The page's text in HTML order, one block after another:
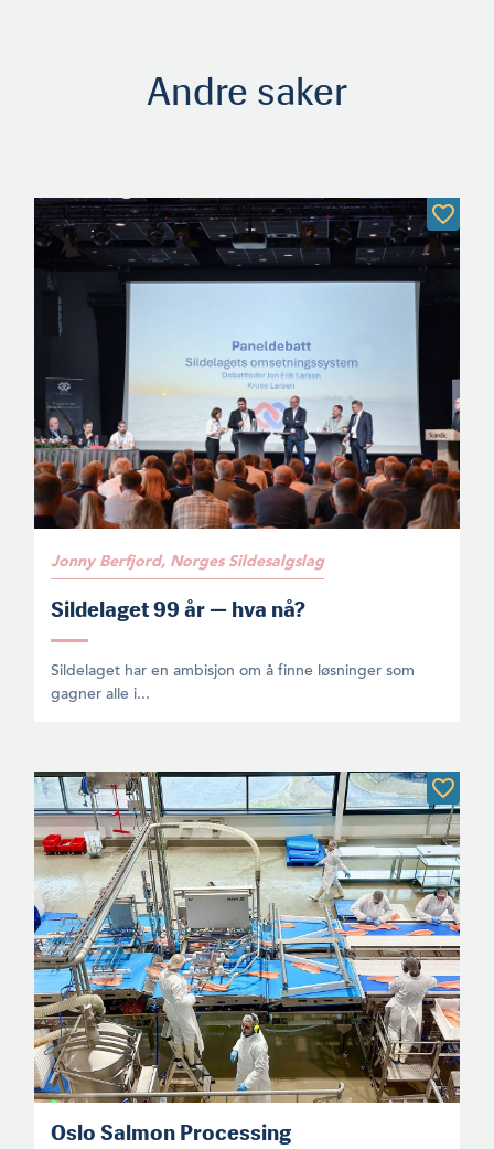
Andre saker
Jonny Berfjord, Norges Sildesalgslag
Sildelaget 99 år — hva nå?
Sildelaget har en ambisjon om å finne løsninger som
gagner alle i...
Oslo Salmon Processing